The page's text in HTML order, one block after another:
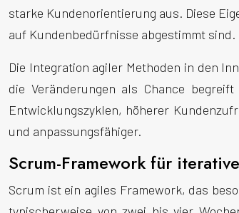
starke Kundenorientierung aus. Diese
auf Kundenbedürfnisse abgestimmt sind.
Die Integration agiler Methoden in den
die Veränderungen als Chance
Entwicklungszyklen, höherer
und anpassungsfähiger.
Scrum-Framework für
Scrum ist ein agiles Framework, das